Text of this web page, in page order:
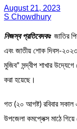
August 21, 2023
S Chowdhury
নিজস্ব প্রতিবেদকঃ জাতির
এবং জাতীয় শোক দিবস-
মুজিব” সন্দ্বীপ শাখার
করা হয়েছে।
গত (২০ আগষ্ট) রবিবার সকাল
উপজেলা কমপ্লেক্স মাঠে